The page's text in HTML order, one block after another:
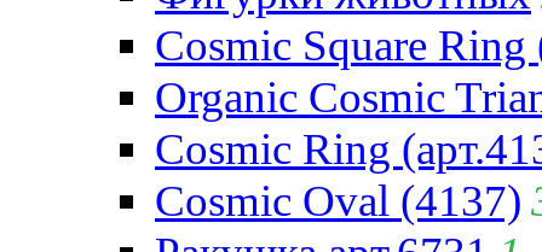
Cosmic Square Ring
Organic Cosmic
Cosmic Ring
Cosmic Oval (4137)